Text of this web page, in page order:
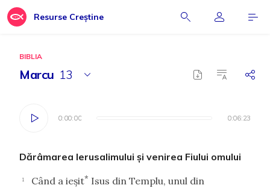
Resurse Creștine
BIBLIA
Marcu 13
0:00:00 0:06:23
0:00:00 0:06:23
Dărâmarea Ierusalimului şi venirea Fiului omului
1 Când a ieşit* Isus din Templu, unul din